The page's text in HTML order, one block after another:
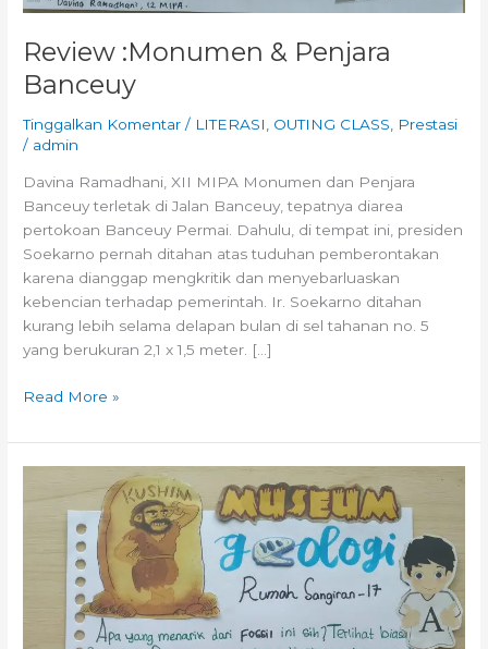
Review :Monumen & Penjara
Banceuy
Tinggalkan Komentar / LITERASI OUTING CLASS
Prestasi
/ admin
Davina Ramadhani, XII MIPA Monumen dan Penjara
Banceuy terletak di Jalan Banceuy, tepatnya diarea
pertokoan Banceuy Permai. Dahulu, di tempat ini, presiden
Soekarno pernah ditahan atas tuduhan pemberontakan
karena dianggap mengkritik dan menyebarluaskan
kebencian terhadap pemerintah. Ir. Soekarno ditahan
kurang lebih selama delapan bulan di sel tahanan no. 5
yang berukuran 2,1 x 1,5 meter. […]
Read More »
Museum
Geologi
Bandung,
Rumah
Sangiran-